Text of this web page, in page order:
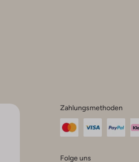
Zahlungsmethoden
Folge uns